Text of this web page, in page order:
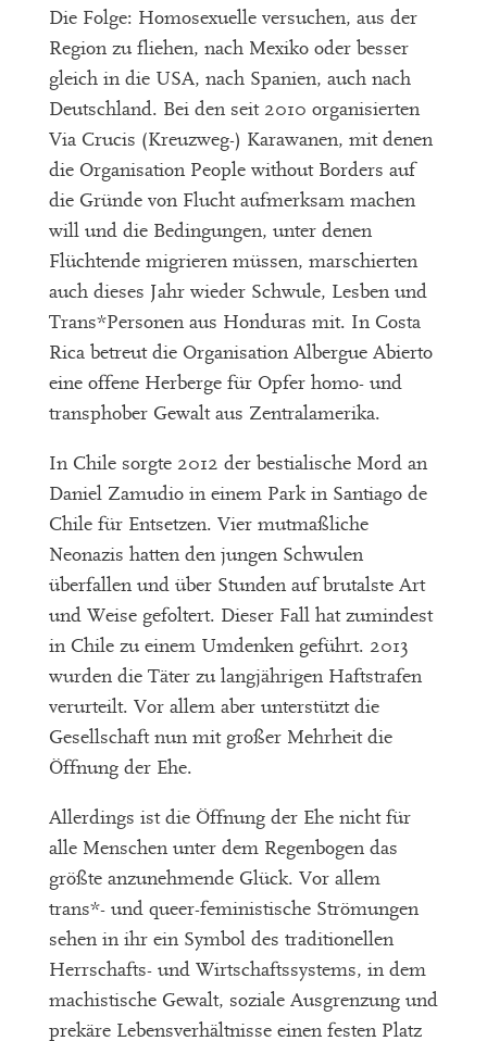
Die Folge: Homosexuelle versuchen, aus der
Region zu fliehen, nach Mexiko oder besser
gleich in die USA, nach Spanien, auch nach
Deutschland. Bei den seit 2010 organisierten
Via Crucis (Kreuzweg-) Karawanen, mit denen
die Organisation People without Borders auf
die Gründe von Flucht aufmerksam machen
will und die Bedingungen, unter denen
Flüchtende migrieren müssen, marschierten
auch dieses Jahr wieder Schwule, Lesben und
Trans*Personen aus Honduras mit. In Costa
Rica betreut die Organisation Albergue Abierto
eine offene Herberge für Opfer homo- und
transphober Gewalt aus Zentralamerika.
In Chile sorgte 2012 der bestialische Mord an
Daniel Zamudio in einem Park in Santiago de
Chile für Entsetzen. Vier mutmaßliche
Neonazis hatten den jungen Schwulen
überfallen und über Stunden auf brutalste Art
und Weise gefoltert. Dieser Fall hat zumindest
in Chile zu einem Umdenken geführt. 2013
wurden die Täter zu langjährigen Haftstrafen
verurteilt. Vor allem aber unterstützt die
Gesellschaft nun mit großer Mehrheit die
Öffnung der Ehe.
Allerdings ist die Öffnung der Ehe nicht für
alle Menschen unter dem Regenbogen das
größte anzunehmende Glück. Vor allem
trans*- und queer-feministische Strömungen
sehen in ihr ein Symbol des traditionellen
Herrschafts- und Wirtschaftssystems, in dem
machistische Gewalt, soziale Ausgrenzung und
prekäre Lebensverhältnisse einen festen Platz